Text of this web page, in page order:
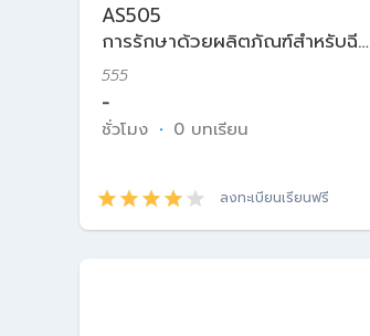
AS505
การรักษาด้วยผลิตภัณฑ์สำหรับฉีด
ในเวชศาสตร์ความงาม
555
-
ชั่วโมง · 0 บทเรียน
ลงทะเบียนเรียนฟรี